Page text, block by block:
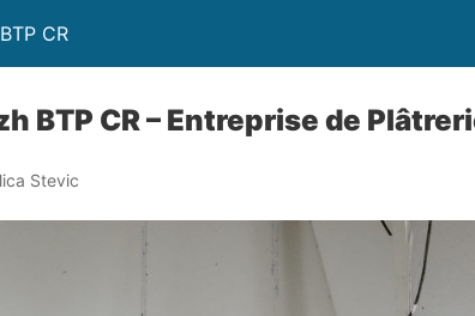
CR
BTP CR – Entreprise de
Stevic